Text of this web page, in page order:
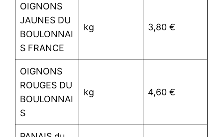
OIGNONS
JAUNES DU
BOULONNAI
S FRANCE
kg 3,80 €
OIGNONS
ROUGES DU
BOULONNAI
S
kg 4,60 €